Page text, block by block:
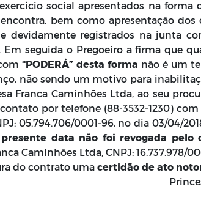
social apresentados na forma
bem como apresentação
devidamente registrados na junta
Em seguida o Pregoeiro a firma que
“PODERÁ” desta forma não é um
não sendo um motivo para
Franca Caminhões Ltda, ao seu
por telefone (88-3532-1230)
05.794.706/0001-96, no dia 03/04/
data não foi revogada pelo
Caminhões Ltda, CNPJ:
do contrato uma certidão de ato